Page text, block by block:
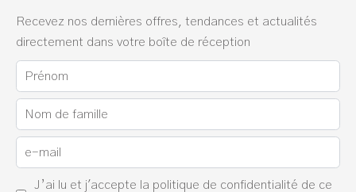
Recevez nos dernières offres, tendances et actualités
directement dans votre boîte de réception
J’ai lu et j'accepte la politique de confidentialité de ce